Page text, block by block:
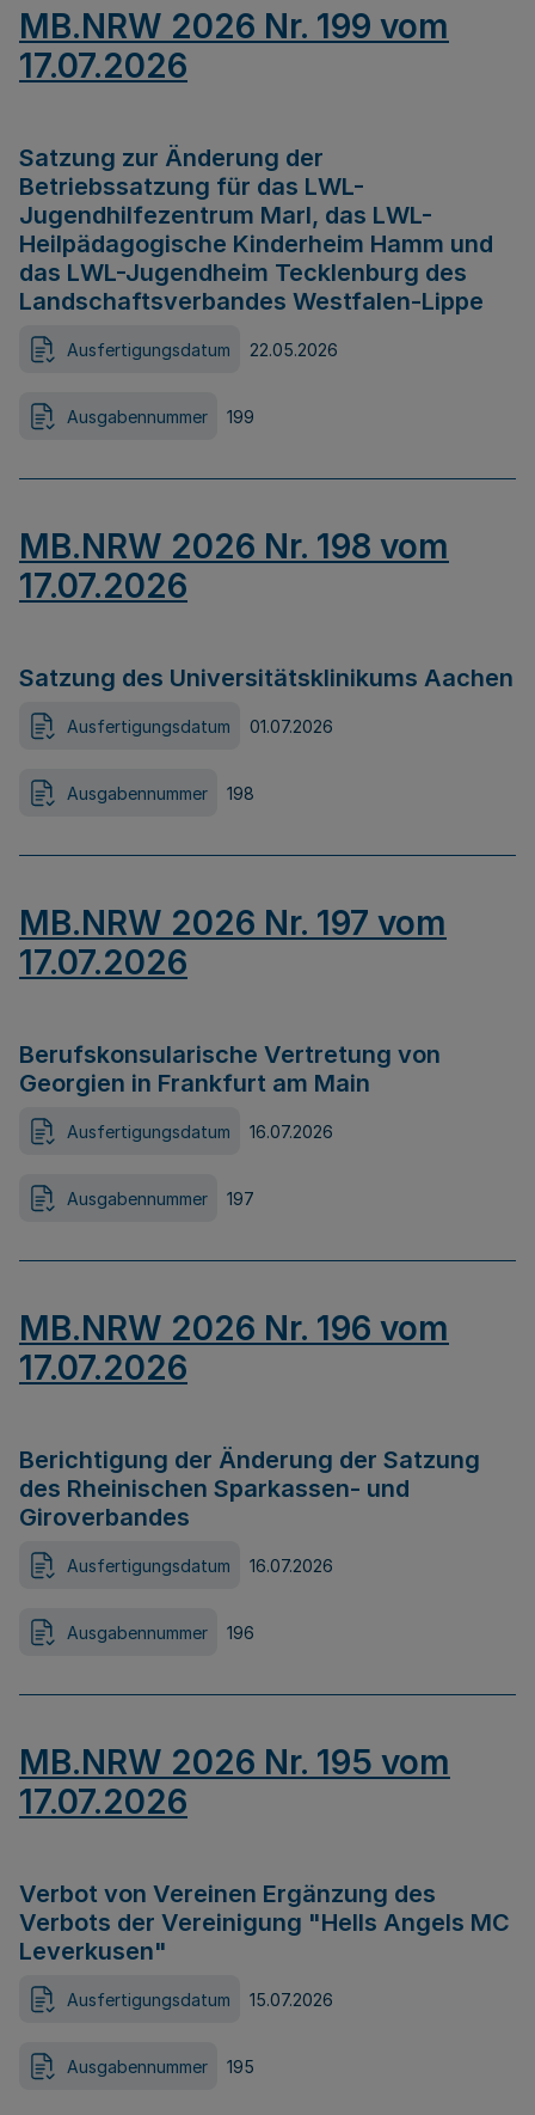
MB.NRW 2026 Nr. 199 vom
17.07.2026
Satzung zur Änderung der
Betriebssatzung für das LWL-
Jugendhilfezentrum Marl, das LWL-
Heilpädagogische Kinderheim Hamm und
das LWL-Jugendheim Tecklenburg des
Landschaftsverbandes Westfalen-Lippe
Ausfertigungsdatum 22.05.2026
Ausgabennummer 199
MB.NRW 2026 Nr. 198 vom
17.07.2026
Satzung des Universitätsklinikums Aachen
Ausfertigungsdatum 01.07.2026
Ausgabennummer 198
MB.NRW 2026 Nr. 197 vom
17.07.2026
Berufskonsularische Vertretung von
Georgien in Frankfurt am Main
Ausfertigungsdatum 16.07.2026
Ausgabennummer 197
MB.NRW 2026 Nr. 196 vom
17.07.2026
Berichtigung der Änderung der Satzung
des Rheinischen Sparkassen- und
Giroverbandes
Ausfertigungsdatum 16.07.2026
Ausgabennummer 196
MB.NRW 2026 Nr. 195 vom
17.07.2026
Verbot von Vereinen Ergänzung des
Verbots der Vereinigung "Hells Angels MC
Leverkusen"
Ausfertigungsdatum 15.07.2026
Ausgabennummer 195